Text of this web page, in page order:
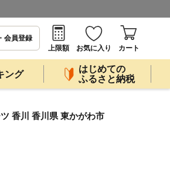
会員登録
上限額
お気に入り カート
ング
はじめての
ふるさと納税
香川 香川県 東かがわ市